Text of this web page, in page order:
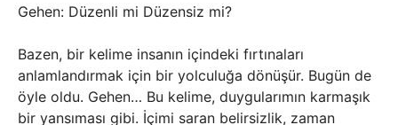
Gehen: Düzenli mi Düzensiz mi?
Bazen, bir kelime insanın içindeki fırtınaları
anlamlandırmak için bir yolculuğa dönüşür. Bugün de
öyle oldu. Gehen… Bu kelime, duygularımın karmaşık
bir yansıması gibi. İçimi saran belirsizlik, zaman